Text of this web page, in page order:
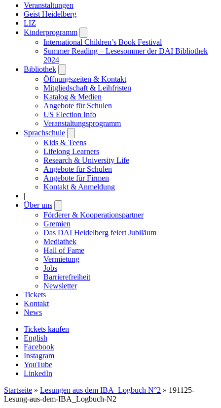
Veranstaltungen
Geist Heidelberg
LIZ
Kinderprogramm
submenu
International Children’s Book Festival
Summer Reading – Lesesommer der DAI Bibliothek
2024
Bibliothek
submenu
Öffnungszeiten & Kontakt
Mitgliedschaft & Leihfristen
Katalog & Medien
Angebote für Schulen
US Election Info
Veranstaltungsprogramm
Sprachschule
submenu
Kids & Teens
Lifelong Learners
Research & University Life
Angebote für Schulen
Angebote für Firmen
Kontakt & Anmeldung
|
Über uns
submenu
Förderer & Kooperationspartner
Gremien
Das DAI Heidelberg feiert Jubiläum
Mediathek
Hall of Fame
Vermietung
Jobs
Barrierefreiheit
Newsletter
Tickets
Kontakt
News
Tickets kaufen
English
Facebook
Instagram
YouTube
LinkedIn
Startseite » Lesungen aus dem IBA_Logbuch N°2 » 191125-
Lesung-aus-dem-IBA_Logbuch-N2